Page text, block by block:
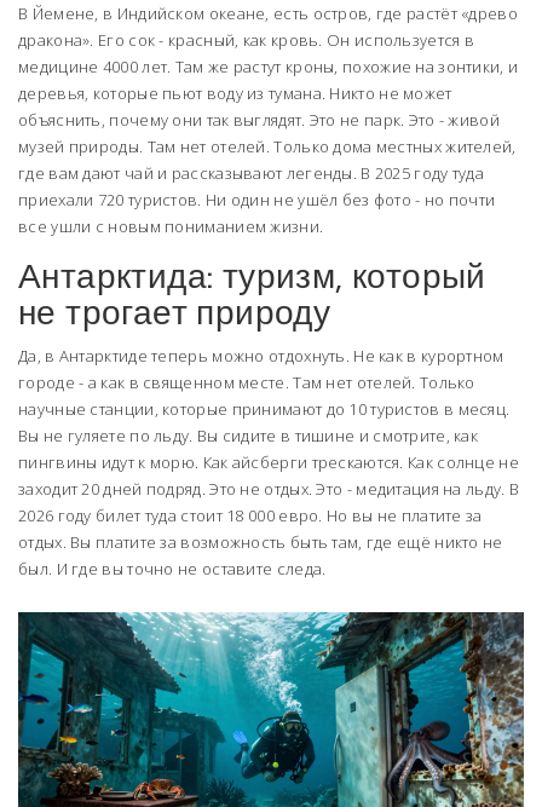
В Йемене, в Индийском океане, есть остров, где растёт «древо
дракона». Его сок - красный, как кровь. Он используется в
медицине 4000 лет. Там же растут кроны, похожие на зонтики, и
деревья, которые пьют воду из тумана. Никто не может
объяснить, почему они так выглядят. Это не парк. Это - живой
музей природы. Там нет отелей. Только дома местных жителей,
где вам дают чай и рассказывают легенды. В 2025 году туда
приехали 720 туристов. Ни один не ушёл без фото - но почти
все ушли с новым пониманием жизни.
Антарктида: туризм, который
не трогает природу
Да, в Антарктиде теперь можно отдохнуть. Не как в курортном
городе - а как в священном месте. Там нет отелей. Только
научные станции, которые принимают до 10 туристов в месяц.
Вы не гуляете по льду. Вы сидите в тишине и смотрите, как
пингвины идут к морю. Как айсберги трескаются. Как солнце не
заходит 20 дней подряд. Это не отдых. Это - медитация на льду. В
2026 году билет туда стоит 18 000 евро. Но вы не платите за
отдых. Вы платите за возможность быть там, где ещё никто не
был. И где вы точно не оставите следа.